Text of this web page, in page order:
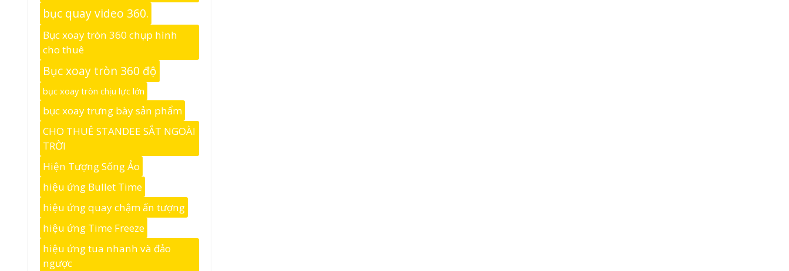
bục quay video 360.
Bục xoay tròn 360 chụp hình
cho thuê
Bục xoay tròn 360 độ
bục xoay tròn chịu lực lớn
bục xoay trưng bày sản phẩm
CHO THUÊ STANDEE SẮT NGOÀI
TRỜI
Hiện Tượng Sống Ảo
hiệu ứng Bullet Time
hiệu ứng quay chậm ấn tượng
hiệu ứng Time Freeze
hiệu ứng tua nhanh và đảo
ngược